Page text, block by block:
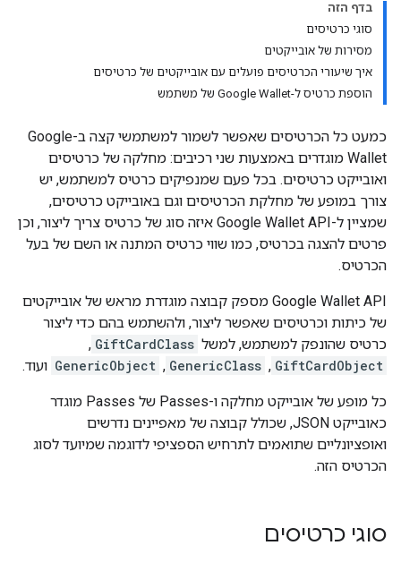
בדף הזה
סוגי כרטיסים
מסירות של אובייקטים
איך שיעורי הכרטיסים פועלים עם אובייקטים של כרטיסים
הוספת כרטיס ל-Google Wallet של משתמש
כמעט כל הכרטיסים שאפשר לשמור למשתמשי קצה ב-Google
Wallet מוגדרים באמצעות שני רכיבים: מחלקה של כרטיסים
ואובייקט כרטיסים. בכל פעם שמנפיקים כרטיס למשתמש, יש
צורך במופע של מחלקת הכרטיסים וגם באובייקט כרטיסים,
שמציין ל-Google Wallet API איזה סוג של כרטיס צריך ליצור, וכן
פרטים להצגה בכרטיס, כמו שווי כרטיס המתנה או השם של בעל
הכרטיס.
Google Wallet API מספק קבוצה מוגדרת מראש של אובייקטים
של כיתות וכרטיסים שאפשר ליצור, ולהשתמש בהם כדי ליצור
כרטיס שהונפק למשתמש, למשל GiftCardClass
,
GiftCardObject
,
GenericClass
,
GenericObject ועוד.
כל מופע של אובייקט מחלקה ו-Passes של Passes מוגדר
כאובייקט JSON, שכולל קבוצה של מאפיינים נדרשים
ואופציונליים שתואמים לתרחיש הספציפי לדוגמה שמיועד לסוג
הכרטיס הזה.
סוגי כרטיסים